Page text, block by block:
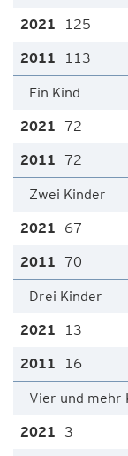
125
113
Ein Kind
72
72
Zwei Kinder
67
70
Drei Kinder
13
16
Vier und mehr
3